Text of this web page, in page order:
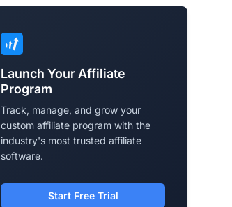
Launch Your Affiliate
Program
Track, manage, and grow your
custom affiliate program with the
industry's most trusted affiliate
software.
Start Free Trial